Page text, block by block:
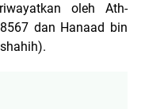
oleh Ath-
dan Hanaad bin